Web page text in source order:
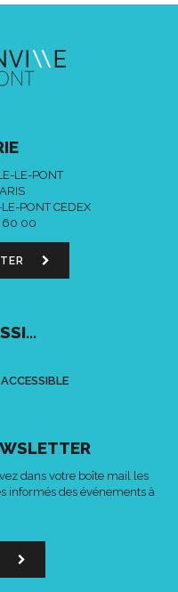
LE-PONT
PONT CEDEX
60 00
dans votre boîte mail les
informés des événements à